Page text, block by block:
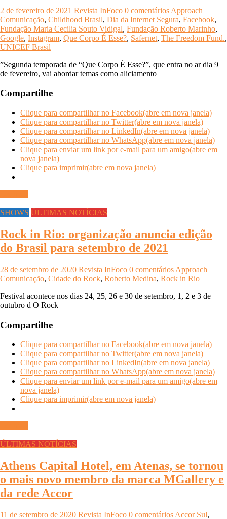
2 de fevereiro de 2021 Revista InFoco 0 comentários Approach
Comunicação, Childhood Brasil, Dia da Internet Segura, Facebook,
Fundação Maria Cecilia Souto Vidigal, Fundação Roberto Marinho,
Google, Instagram, Que Corpo É Esse?, Safernet, The Freedom Fund.,
UNICEF Brasil
”Segunda temporada de “Que Corpo É Esse?”, que entra no ar dia 9
de fevereiro, vai abordar temas como aliciamento
Compartilhe
Clique para compartilhar no Facebook(abre em nova janela)
Clique para compartilhar no Twitter(abre em nova janela)
Clique para compartilhar no LinkedIn(abre em nova janela)
Clique para compartilhar no WhatsApp(abre em nova janela)
Clique para enviar um link por e-mail para um amigo(abre em
nova janela)
Clique para imprimir(abre em nova janela)
SHOWS ÚLTIMAS NOTÍCIAS
Rock in Rio: organização anuncia edição
do Brasil para setembro de 2021
28 de setembro de 2020 Revista InFoco 0 comentários Approach
Comunicação, Cidade do Rock, Roberto Medina, Rock in Rio
Festival acontece nos dias 24, 25, 26 e 30 de setembro, 1, 2 e 3 de
outubro d O Rock
Compartilhe
Clique para compartilhar no Facebook(abre em nova janela)
Clique para compartilhar no Twitter(abre em nova janela)
Clique para compartilhar no LinkedIn(abre em nova janela)
Clique para compartilhar no WhatsApp(abre em nova janela)
Clique para enviar um link por e-mail para um amigo(abre em
nova janela)
Clique para imprimir(abre em nova janela)
ÚLTIMAS NOTÍCIAS
Athens Capital Hotel, em Atenas, se tornou
o mais novo membro da marca MGallery e
da rede Accor
11 de setembro de 2020 Revista InFoco 0 comentários Accor Sul,